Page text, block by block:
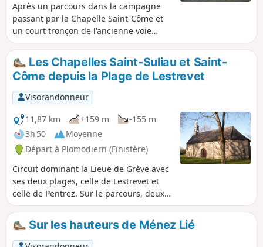
Après un parcours dans la campagne
passant par la Chapelle Saint-Côme et
un court tronçon de l'ancienne voie
ferrée Carhaix - Camaret, le retour
s'effectue par la longue plage de
Pentrez où une zone est réservée aux
chars à voile.
Les Chapelles Saint-Suliau et Saint-
Côme depuis la Plage de Lestrevet
Visorandonneur
11,87 km
+159 m
-155 m
3h 50
Moyenne
Départ à Plomodiern (Finistère)
Circuit dominant la Lieue de Grève avec
ses deux plages, celle de Lestrevet et
celle de Pentrez. Sur le parcours, deux
belles chapelles : Saint-Suliau (fin du
XIIe siècle) et celle de Saint-Côme
(début du XVIe et milieu du XVIIe siècle).
Bon bol d'air marin assuré.
Sur les hauteurs de Ménez Lié